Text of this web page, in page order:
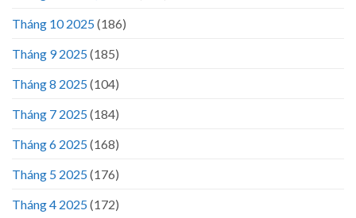
Tháng 10 2025(186)
Tháng 9 2025(185)
Tháng 8 2025(104)
Tháng 7 2025(184)
Tháng 6 2025(168)
Tháng 5 2025(176)
Tháng 4 2025(172)